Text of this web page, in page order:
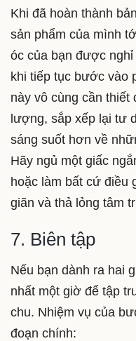
Khi đã hoàn thành
sản phẩm của mình
óc của bạn được
khi tiếp tục bước vào
này vô cùng cần thiết
lượng, sắp xếp lại tư
sáng suốt hơn về
Hãy ngủ một giấc
hoặc làm bất cứ điều
giãn và thả lỏng tâm
7. Biên tập
Nếu bạn dành ra hai
nhất một giờ để tập
chu. Nhiệm vụ của
đoạn chính: